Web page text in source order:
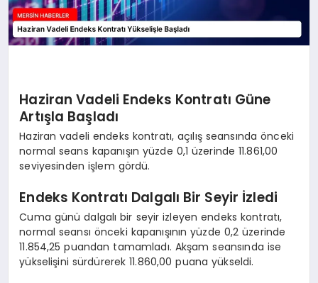
Haziran Vadeli Endeks Kontratı Güne
Artışla Başladı
Haziran vadeli endeks kontratı, açılış seansında önceki
normal seans kapanışın yüzde 0,1 üzerinde 11.861,00
seviyesinden işlem gördü.
Endeks Kontratı Dalgalı Bir Seyir İzledi
Cuma günü dalgalı bir seyir izleyen endeks kontratı,
normal seansı önceki kapanışının yüzde 0,2 üzerinde
11.854,25 puandan tamamladı. Akşam seansında ise
yükselişini sürdürerek 11.860,00 puana yükseldi.